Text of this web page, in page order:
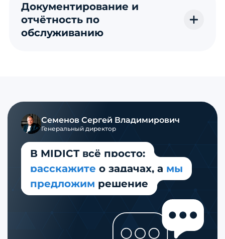
Документирование и
отчётность по
обслуживанию
Семенов Сергей Владимирович
Генеральный директор
В MIDICT всё просто:
расскажите о задачах, а мы
предложим решение